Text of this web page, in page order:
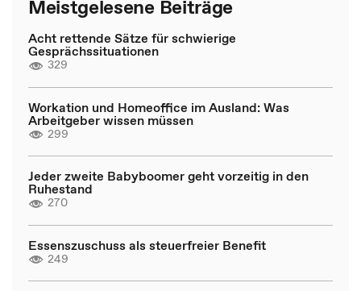
Meistgelesene Beiträge
Acht rettende Sätze für schwierige
Gesprächssituationen
329
Workation und Homeoffice im Ausland: Was
Arbeitgeber wissen müssen
299
Jeder zweite Babyboomer geht vorzeitig in den
Ruhestand
270
Essenszuschuss als steuerfreier Benefit
249